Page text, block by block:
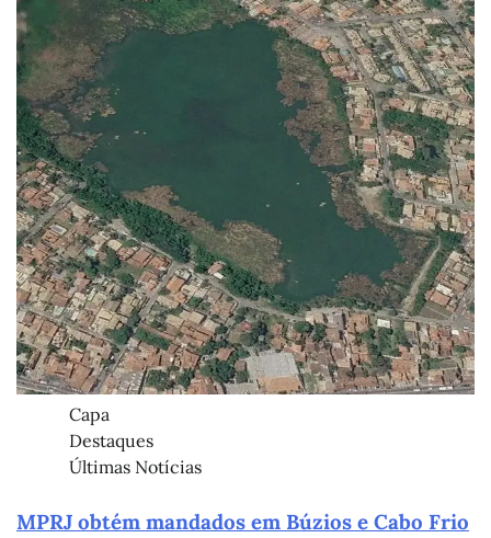
Capa
Destaques
Últimas Notícias
MPRJ obtém mandados em Búzios e Cabo Frio